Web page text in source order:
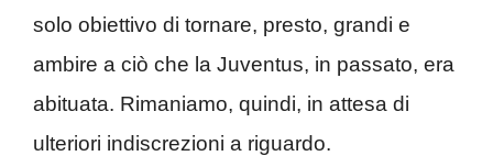
solo obiettivo di tornare, presto, grandi e
ambire a ciò che la Juventus, in passato, era
abituata. Rimaniamo, quindi, in attesa di
ulteriori indiscrezioni a riguardo.